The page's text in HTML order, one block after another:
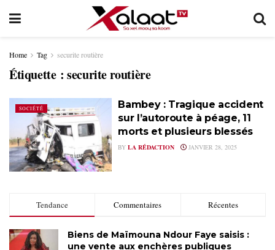
Home Tag securite routière
Étiquette :securite routière
SOCIÉTÉ
Bambey : Tragique accident
sur l’autoroute à péage, 11
morts et plusieurs blessés
BY LA RÉDACTION JANVIER 28, 2025
Tendance Commentaires Récentes
Biens de Maïmouna Ndour Faye saisis :
une vente aux enchères publiques